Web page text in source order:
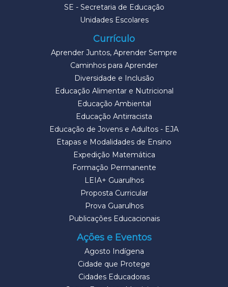
SE - Secretaria de Educação
Unidades Escolares
Currículo
Aprender Juntos, Aprender Sempre
Caminhos para Aprender
Diversidade e Inclusão
Educação Alimentar e Nutricional
Educação Ambiental
Educação Antirracista
Educação de Jovens e Adultos - EJA
Etapas e Modalidades de Ensino
Expedição Matemática
Formação Permanente
LEIA+ Guarulhos
Proposta Curricular
Prova Guarulhos
Publicações Educacionais
Ações e Eventos
Agosto Indígena
Cidade que Protege
Cidades Educadoras